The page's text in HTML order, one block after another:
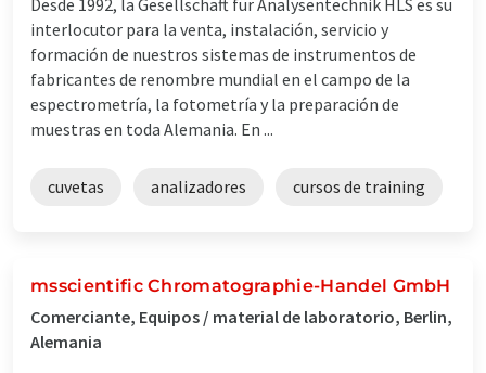
interlocutor para la venta, instalación, servicio y
formación de nuestros sistemas de instrumentos de
fabricantes de renombre mundial en el campo de la
espectrometría, la fotometría y la preparación de
muestras en toda Alemania. En ...
cuvetas analizadores cursos de training
msscientific Chromatographie-Handel GmbH
Comerciante, Equipos / material de laboratorio, Berlin,
Alemania